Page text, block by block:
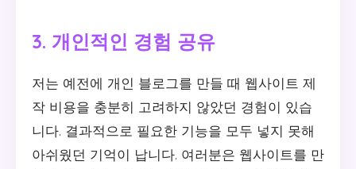
3. 개인적인 경험 공유
저는 예전에 개인 블로그를 만들 때 웹사이트 제
작 비용을 충분히 고려하지 않았던 경험이 있습
니다. 결과적으로 필요한 기능을 모두 넣지 못해
아쉬웠던 기억이 납니다. 여러분은 웹사이트를 만